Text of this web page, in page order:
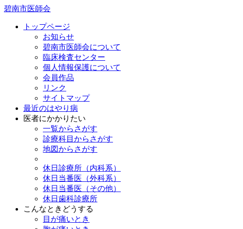
碧南市医師会
トップページ
お知らせ
碧南市医師会について
臨床検査センター
個人情報保護について
会員作品
リンク
サイトマップ
最近のはやり病
医者にかかりたい
一覧からさがす
診療科目からさがす
地図からさがす
休日診療所（内科系）
休日当番医（外科系）
休日当番医（その他）
休日歯科診療所
こんなときどうする
目が痛いとき